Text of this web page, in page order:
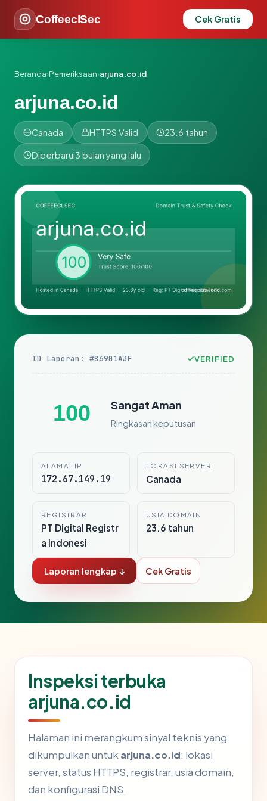
CoffeeclSec Cek Gratis
Beranda›Pemeriksaan›arjuna.co.id
arjuna.co.id
Canada HTTPS Valid 23.6 tahun
Diperbarui3 bulan yang lalu
ID Laporan: #86901A3F VERIFIED
100 Sangat Aman
Ringkasan keputusan
ALAMAT IP
172.67.149.19
LOKASI SERVER
Canada
REGISTRAR
PT Digital Registr
a Indonesi
USIA DOMAIN
23.6 tahun
Laporan lengkap ↓ Cek Gratis
Inspeksi terbuka
arjuna.co.id
Halaman ini merangkum sinyal teknis yang
dikumpulkan untukarjuna.co.id: lokasi
server, status HTTPS, registrar, usia domain,
dan konfigurasi DNS.